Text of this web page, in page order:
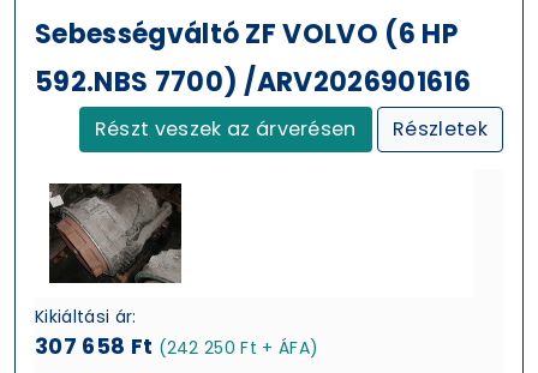
Sebességváltó ZF VOLVO (6 HP
592.NBS 7700) /ARV2026901616
Részt veszek az árverésen Részletek
Kikiáltási ár:
307 658 Ft (242 250 Ft + ÁFA)